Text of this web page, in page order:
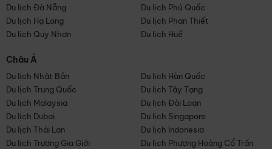
Du lịch Đà Nẵng
Du lịch Phú Quốc
Du lịch Hạ Long
Du lịch Phan Thiết
Du lịch Quy Nhơn
Du lịch Huế
Châu Á
Du lịch Nhật Bản
Du lịch Hàn Quốc
Du lịch Trung Quốc
Du lịch Tây Tạng
Du lịch Malaysia
Du lịch Đài Loan
Du lịch Dubai
Du lịch Singapore
Du lịch Thái Lan
Du lịch Indonesia
Du lịch Trương Gia Giới
Du lịch Phượng Hoàng Cổ Trấn